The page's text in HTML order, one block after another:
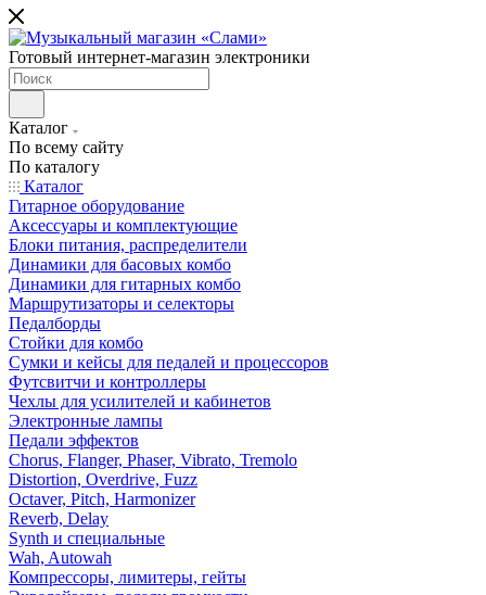
Готовый интернет-магазин электроники
Каталог
По всему сайту
По каталогу
Каталог
Гитарное оборудование
Аксессуары и комплектующие
Блоки питания, распределители
Динамики для басовых комбо
Динамики для гитарных комбо
Маршрутизаторы и селекторы
Педалборды
Стойки для комбо
Сумки и кейсы для педалей и процессоров
Футсвитчи и контроллеры
Чехлы для усилителей и кабинетов
Электронные лампы
Педали эффектов
Chorus, Flanger, Phaser, Vibrato, Tremolo
Distortion, Overdrive, Fuzz
Octaver, Pitch, Harmonizer
Reverb, Delay
Synth и специальные
Wah, Autowah
Компрессоры, лимитеры, гейты